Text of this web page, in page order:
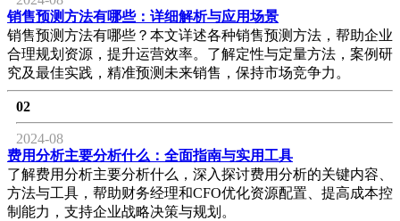
销售预测方法有哪些：详细解析与应用场景
销售预测方法有哪些？本文详述各种销售预测方法，帮助企业
合理规划资源，提升运营效率。了解定性与定量方法，案例研
究及最佳实践，精准预测未来销售，保持市场竞争力。
02
2024-08
费用分析主要分析什么：全面指南与实用工具
了解费用分析主要分析什么，深入探讨费用分析的关键内容、
方法与工具，帮助财务经理和CFO优化资源配置、提高成本控
制能力，支持企业战略决策与规划。